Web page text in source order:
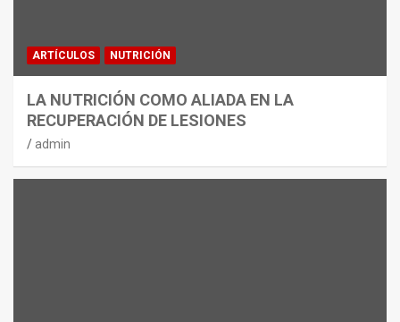
ARTÍCULOS NUTRICIÓN
LA NUTRICIÓN COMO ALIADA EN LA
RECUPERACIÓN DE LESIONES
admin